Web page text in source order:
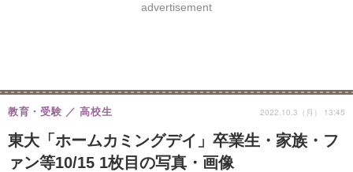
8月開催学校説明会・相談会
advertisement
東大「ホームカミングデイ」卒業生・家族・フ
ァン等10/15 1枚目の写真・画像
教育・受験 高校生 2022.10.3（月） 13:45